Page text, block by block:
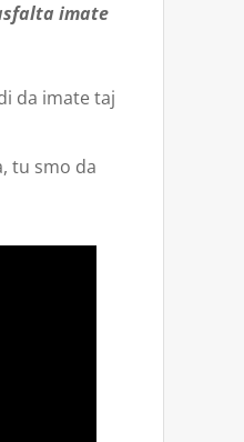
imate
da imate taj
tu smo da